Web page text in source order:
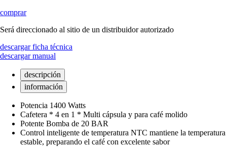
comprar
Será direccionado al sitio de un distribuidor autorizado
descargar ficha técnica
descargar manual
descripción
información
Potencia 1400 Watts
Cafetera * 4 en 1 * Multi cápsula y para café molido
Potente Bomba de 20 BAR
Control inteligente de temperatura NTC mantiene la temperatura
estable, preparando el café con excelente sabor